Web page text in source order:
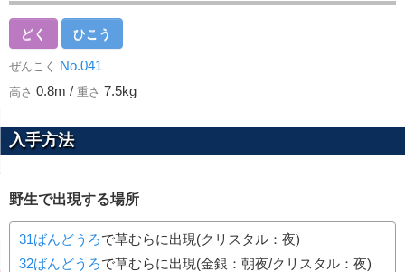
どく ひこう
ぜんこく No.041
高さ 0.8m / 重さ 7.5kg
入手方法
野生で出現する場所
31ばんどうろで草むらに出現(クリスタル：夜)
32ばんどうろで草むらに出現(金銀：朝夜/クリスタル：夜)